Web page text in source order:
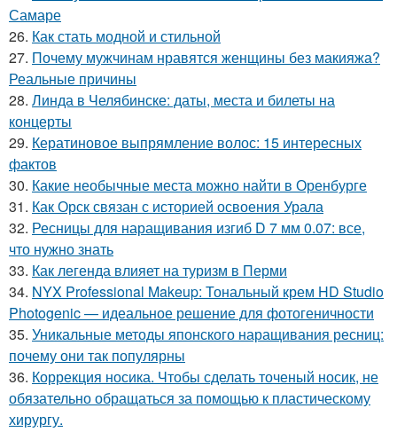
Самаре
26. Как стать модной и стильной
27. Почему мужчинам нравятся женщины без макияжа?
Реальные причины
28. Линда в Челябинске: даты, места и билеты на
концерты
29. Кератиновое выпрямление волос: 15 интересных
фактов
30. Какие необычные места можно найти в Оренбурге
31. Как Орск связан с историей освоения Урала
32. Ресницы для наращивания изгиб D 7 мм 0.07: все,
что нужно знать
33. Как легенда влияет на туризм в Перми
34. NYX Professional Makeup: Тональный крем HD Studio
Photogenic — идеальное решение для фотогеничности
35. Уникальные методы японского наращивания ресниц:
почему они так популярны
36. Коррекция носика. Чтобы сделать точеный носик, не
обязательно обращаться за помощью к пластическому
хирургу.